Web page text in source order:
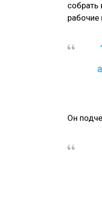
собрать
рабочие
Он